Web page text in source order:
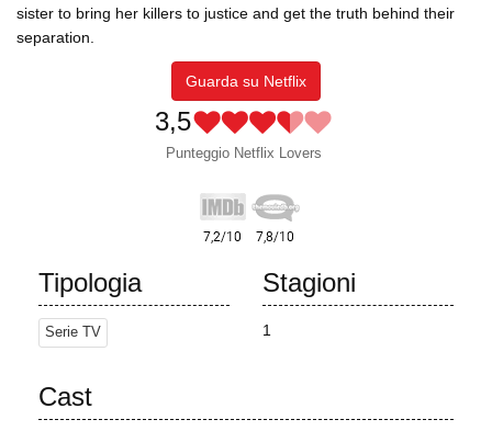
sister to bring her killers to justice and get the truth behind their
separation.
Guarda su Netflix
3,5
Punteggio Netflix Lovers
Tipologia
Serie TV
Stagioni
1
Cast